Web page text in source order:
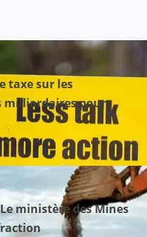
taxe sur les
milliardaires pour
ministère des Mines